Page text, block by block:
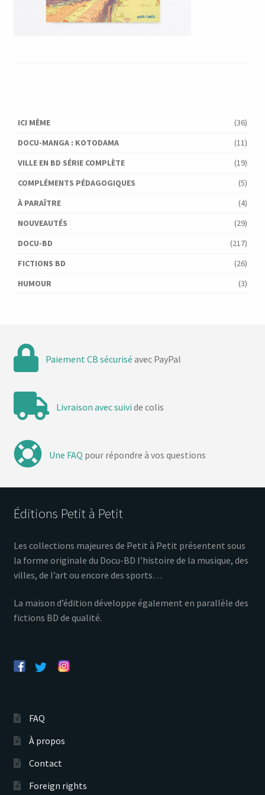
ICI MÊME
(36)
DOCU-MANGA : KOTODAMA
(11)
VILLE EN BD SÉRIE COMPLÈTE
(19)
COMPLÉMENTS PÉDAGOGIQUES
(5)
À PARAÎTRE
(4)
NOUVEAUTÉS
(29)
DOCU-BD
(217)
FICTIONS BD
(26)
HUMOUR
(3)
Paiement CB sécurisé avec PayPal
Livraison avec suivi de colis
Une FAQ pour répondre à vos questions
Éditions Petit à Petit
Les collections majeures de Petit à Petit présentent sous
la forme originale du Docu-BD l’histoire de la musique, des
villes, de l’art ou encore des sports…
La maison d’édition développe également en parallèle des
fictions BD de qualité.
FAQ
À propos
Contact
Foreign rights